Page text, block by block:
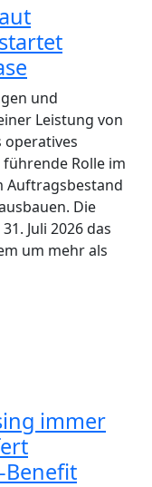
und
Leistung von
operatives
führende Rolle im
Auftragsbestand
Die
Juli 2026 das
um mehr als
immer
Benefit